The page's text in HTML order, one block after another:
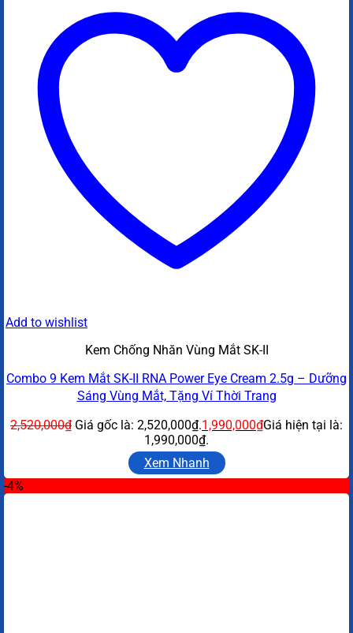
Add to wishlist
Kem Chống Nhăn Vùng Mắt SK-II
Combo 9 Kem Mắt SK-II RNA Power Eye Cream 2.5g – Dưỡng
Sáng Vùng Mắt, Tặng Ví Thời Trang
2,520,000₫ Giá gốc là: 2,520,000₫.1,990,000₫Giá hiện tại là:
1,990,000₫.
Xem Nhanh
-4%